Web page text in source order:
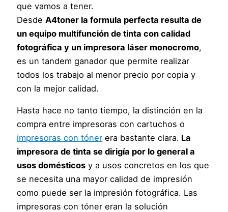
que vamos a tener.
DesdeA4toner la formula perfecta resulta de
un equipo multifunción de tinta con calidad
fotográfica y un impresora láser monocromo,
es un tandem ganador que permite realizar
todos los trabajo al menor precio por copia y
con la mejor calidad.
Hasta hace no tanto tiempo, la distinción en la
compra entre impresoras con cartuchos o
impresoras con tóner era bastante clara. La
impresora de tinta se dirigía por lo general a
usos domésticos y a usos concretos en los que
se necesita una mayor calidad de impresión
como puede ser la impresión fotográfica. Las
impresoras con tóner eran la solución